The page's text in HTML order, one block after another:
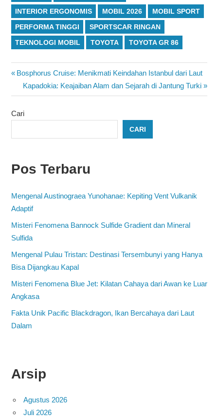
INTERIOR ERGONOMIS MOBIL 2026 MOBIL SPORT
PERFORMA TINGGI SPORTSCAR RINGAN
TEKNOLOGI MOBIL TOYOTA TOYOTA GR 86
Navigasi
pos
Previous
Post:
Bosphorus Cruise: Menikmati Keindahan Istanbul dari Laut
Next
Post:
Kapadokia: Keajaiban Alam dan Sejarah di Jantung Turki
Cari
CARI
Pos Terbaru
Mengenal Austinograea Yunohanae: Kepiting Vent Vulkanik
Adaptif
Misteri Fenomena Bannock Sulfide Gradient dan Mineral
Sulfida
Mengenal Pulau Tristan: Destinasi Tersembunyi yang Hanya
Bisa Dijangkau Kapal
Misteri Fenomena Blue Jet: Kilatan Cahaya dari Awan ke Luar
Angkasa
Fakta Unik Pacific Blackdragon, Ikan Bercahaya dari Laut
Dalam
Arsip
Agustus 2026
Juli 2026